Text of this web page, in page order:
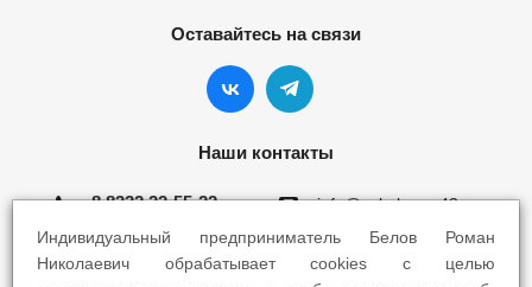
Оставайтесь на связи
Наши контакты
8 8332 22-55-22 info@yokohama43.ru
Киров, ул. Ломоносова 5Б
Индивидуальный предприниматель Белов Роман
Николаевич обрабатывает cookies с целью